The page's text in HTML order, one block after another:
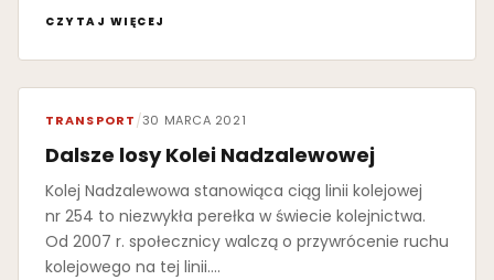
CZYTAJ WIĘCEJ
TRANSPORT/30 MARCA 2021
Dalsze losy Kolei Nadzalewowej
Kolej Nadzalewowa stanowiąca ciąg linii kolejowej
nr 254 to niezwykła perełka w świecie kolejnictwa.
Od 2007 r. społecznicy walczą o przywrócenie ruchu
kolejowego na tej linii.…